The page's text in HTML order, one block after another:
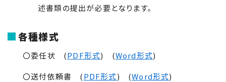
述書類の提出が必要となります。
各種様式
〇委任状 (PDF形式) (Word形式)
〇送付依頼書 (PDF形式) (Word形式)